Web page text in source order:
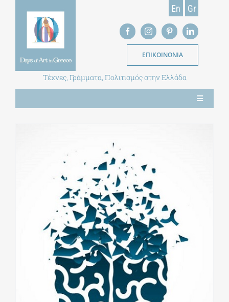
En Gr
ΕΠΙΚΟΙΝΩΝΙΑ
Τέχνες, Γράμματα, Πολιτισμός στην Ελλάδα
Toggle
Navigation
ΜΕΤΑΠΤΥΧΙΑΚΑ
ΔΙΔΑΚΤΟΡΙΚΑ
ΕΚΠΑΙΔΕΥΤΙΚΑ ΙΔΡΥΜΑΤΑ